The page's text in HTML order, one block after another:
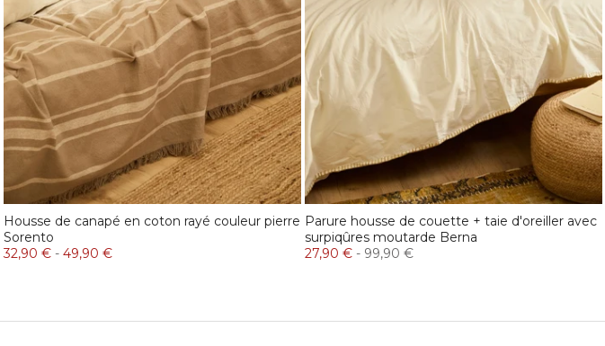
Housse de canapé en coton rayé couleur pierre
Sorento
32,90 € - 49,90 €
Parure housse de couette + taie d'oreiller avec
surpiqûres moutarde Berna
27,90 € - 99,90 €